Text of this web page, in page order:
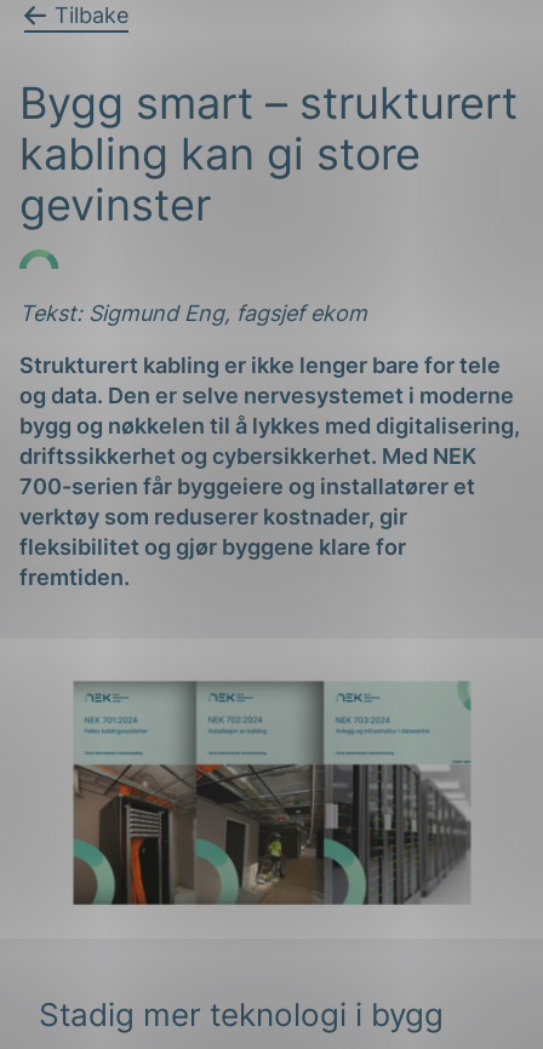
Tilbake
Bygg smart – strukturert
kabling kan gi store
gevinster
Tekst: Sigmund Eng, fagsjef ekom
Strukturert kabling er ikke lenger bare for tele
og data. Den er selve nervesystemet i moderne
bygg og nøkkelen til å lykkes med digitalisering,
driftssikkerhet og cybersikkerhet. Med NEK
700-serien får byggeiere og installatører et
verktøy som reduserer kostnader, gir
fleksibilitet og gjør byggene klare for
fremtiden.
Stadig mer teknologi i bygg